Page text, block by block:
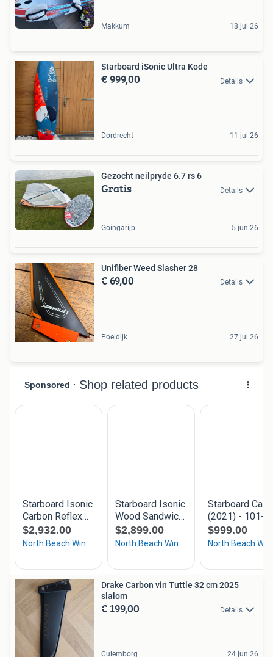
Makkum 18 jul 26
Starboard iSonic Ultra Kode
€ 999,00 Details
Dordrecht 11 jul 26
Gezocht neilpryde 6.7 rs 6
Gratis Details
Goingarijp 5 jun 26
Unifiber Weed Slasher 28
€ 69,00 Details
Poeldijk 27 jul 26
Drake Carbon vin Tuttle 32 cm 2025
slalom
€ 199,00 Details
Culemborg 24 jun 26